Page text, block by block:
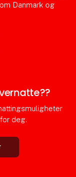
Danmark og
deg.